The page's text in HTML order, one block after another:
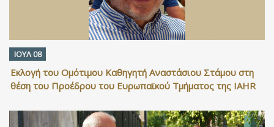
ΙΟΥΛ 08
Εκλογή του Ομότιμου Καθηγητή Αναστάσιου Στάμου στη
θέση του Προέδρου του Ευρωπαϊκού Τμήματος της IAHR